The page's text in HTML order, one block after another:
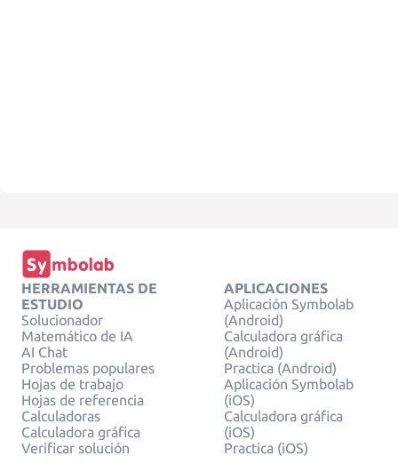
HERRAMIENTAS DE
ESTUDIO
Solucionador
Matemático de IA
AI Chat
Problemas populares
Hojas de trabajo
Hojas de referencia
Calculadoras
Calculadora gráfica
Verificar solución
APLICACIONES
Aplicación Symbolab
(Android)
Calculadora gráfica
(Android)
Practica (Android)
Aplicación Symbolab
(iOS)
Calculadora gráfica
(iOS)
Practica (iOS)